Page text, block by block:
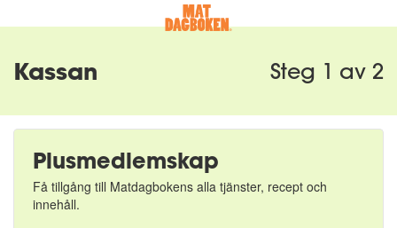
Kassan Steg 1 av 2
Plusmedlemskap
Få tillgång till Matdagbokens alla tjänster, recept och
innehåll.